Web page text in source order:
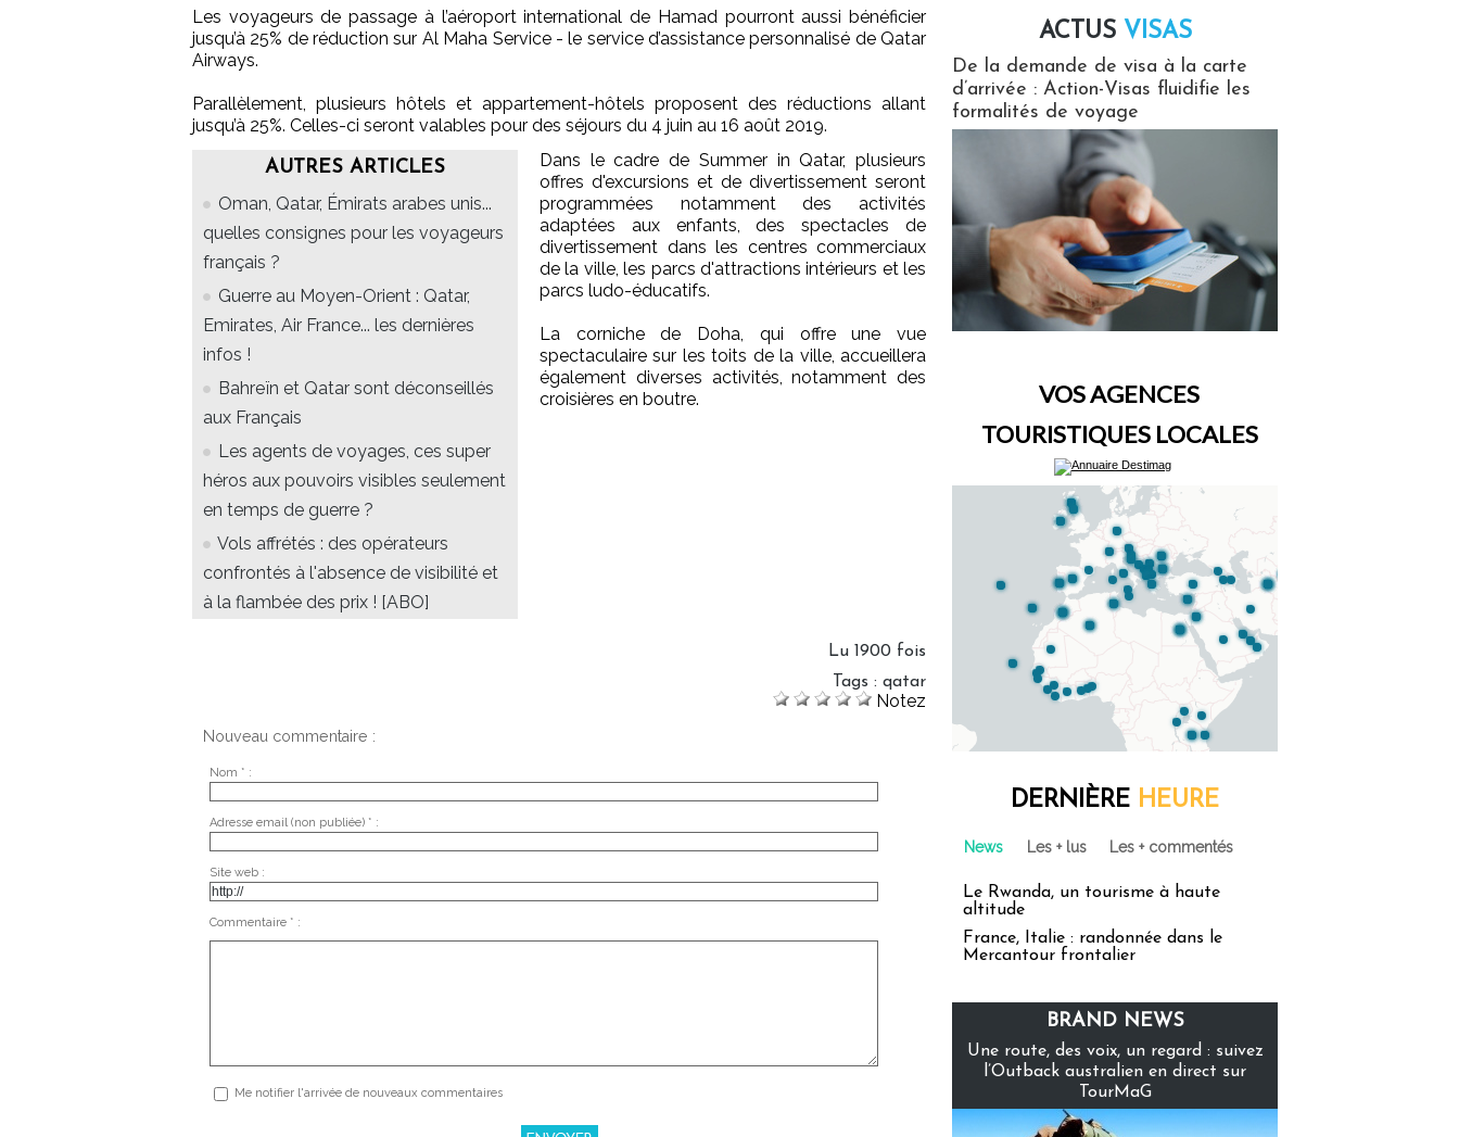
Les voyageurs de passage à l’aéroport international de Hamad pourront aussi bénéficier
jusqu’à 25% de réduction sur Al Maha Service - le service d’assistance personnalisé de Qatar
Airways.
Parallèlement, plusieurs hôtels et appartement-hôtels proposent des réductions allant
jusqu’à 25%. Celles-ci seront valables pour des séjours du 4 juin au 16 août 2019.
AUTRES ARTICLES
Oman, Qatar, Émirats arabes unis...
quelles consignes pour les voyageurs
français ?
Guerre au Moyen-Orient : Qatar,
Emirates, Air France... les dernières
infos !
Bahreïn et Qatar sont déconseillés
aux Français
Les agents de voyages, ces super
héros aux pouvoirs visibles seulement
en temps de guerre ?
Vols affrétés : des opérateurs
confrontés à l'absence de visibilité et
à la flambée des prix ! [ABO]
Dans le cadre de Summer in Qatar, plusieurs
offres d'excursions et de divertissement seront
programmées notamment des activités
adaptées aux enfants, des spectacles de
divertissement dans les centres commerciaux
de la ville, les parcs d'attractions intérieurs et les
parcs ludo-éducatifs.
La corniche de Doha, qui offre une vue
spectaculaire sur les toits de la ville, accueillera
également diverses activités, notamment des
croisières en boutre.
Lu 1900 fois
Tags : qatar
Notez
Nouveau commentaire :
Nom * :
Adresse email (non publiée) * :
Site web :
Commentaire * :
Me notifier l'arrivée de nouveaux commentaires
ACTUS VISAS
De la demande de visa à la carte
d’arrivée : Action-Visas fluidifie les
formalités de voyage
VOS AGENCES
TOURISTIQUES LOCALES
DERNIÈRE HEURE
News Les + lus Les + commentés
Le Rwanda, un tourisme à haute
altitude
France, Italie : randonnée dans le
Mercantour frontalier
BRAND NEWS
Une route, des voix, un regard : suivez
l’Outback australien en direct sur
TourMaG